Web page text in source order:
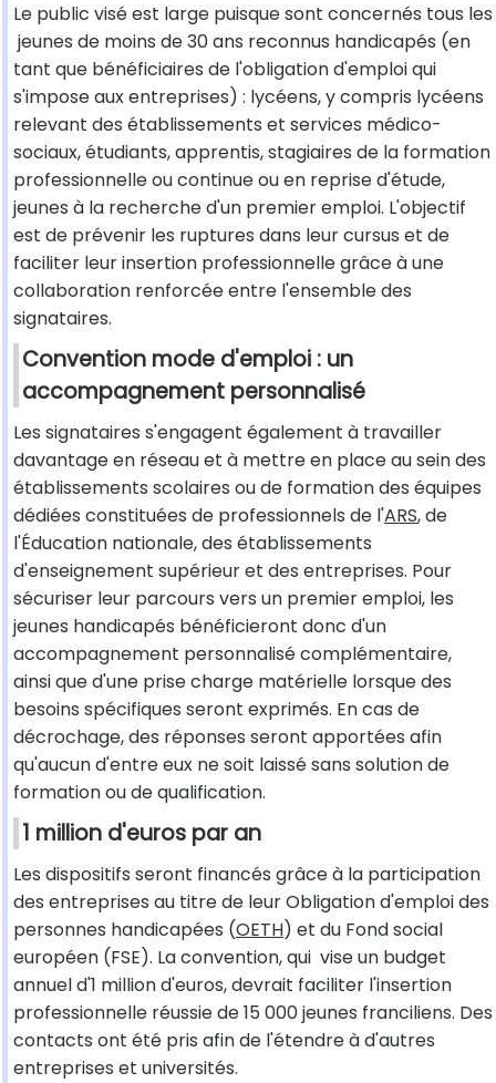
Le public visé est large puisque sont concernés tous les
jeunes de moins de 30 ans reconnus handicapés (en
tant que bénéficiaires de l'obligation d'emploi qui
s'impose aux entreprises) : lycéens, y compris lycéens
relevant des établissements et services médico-
sociaux, étudiants, apprentis, stagiaires de la formation
professionnelle ou continue ou en reprise d'étude,
jeunes à la recherche d'un premier emploi. L'objectif
est de prévenir les ruptures dans leur cursus et de
faciliter leur insertion professionnelle grâce à une
collaboration renforcée entre l'ensemble des
signataires.
Convention mode d'emploi : un
accompagnement personnalisé
Les signataires s'engagent également à travailler
davantage en réseau et à mettre en place au sein des
établissements scolaires ou de formation des équipes
dédiées constituées de professionnels de l'ARS, de
l'Éducation nationale, des établissements
d'enseignement supérieur et des entreprises. Pour
sécuriser leur parcours vers un premier emploi, les
jeunes handicapés bénéficieront donc d'un
accompagnement personnalisé complémentaire,
ainsi que d'une prise charge matérielle lorsque des
besoins spécifiques seront exprimés. En cas de
décrochage, des réponses seront apportées afin
qu'aucun d'entre eux ne soit laissé sans solution de
formation ou de qualification.
1 million d'euros par an
Les dispositifs seront financés grâce à la participation
des entreprises au titre de leur Obligation d'emploi des
personnes handicapées (OETH) et du Fond social
européen (FSE). La convention, qui vise un budget
annuel d'1 million d'euros, devrait faciliter l'insertion
professionnelle réussie de 15 000 jeunes franciliens. Des
contacts ont été pris afin de l'étendre à d'autres
entreprises et universités.